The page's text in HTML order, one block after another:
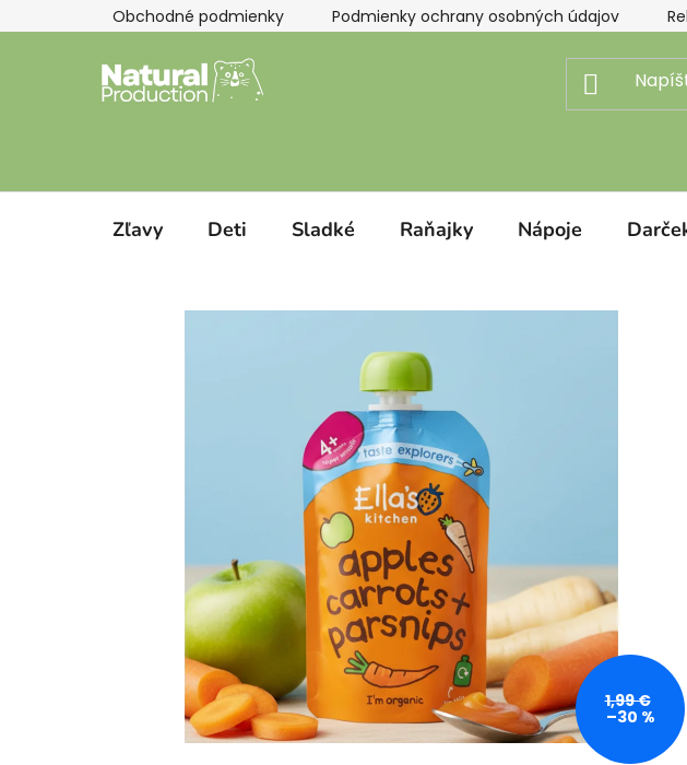
na
Obchodné podmienky Podmienky ochrany osobných údajov
Zľavy Deti Sladké Raňajky Nápoje
1,99 €
–30 %